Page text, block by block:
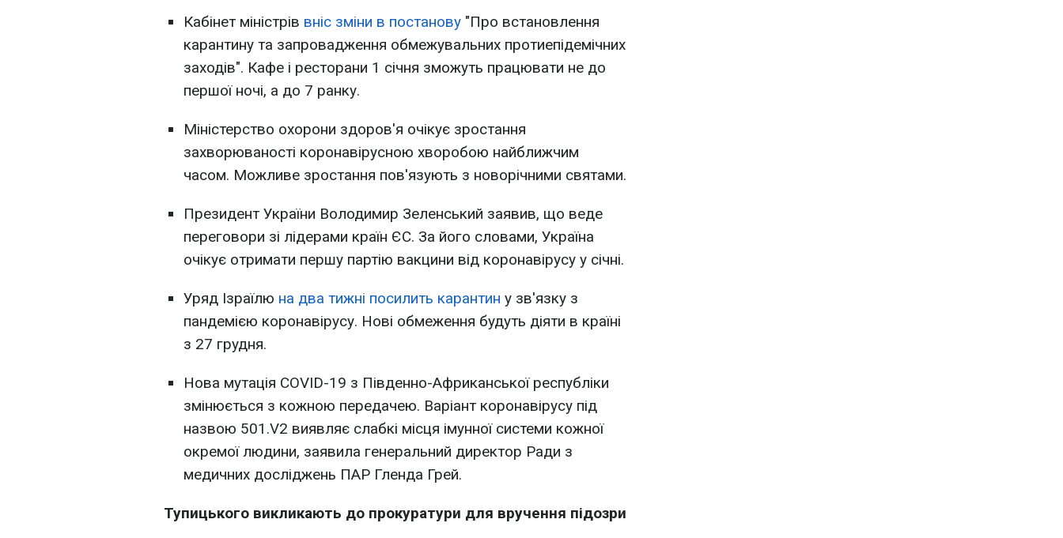
Кабінет міністрів вніс зміни в постанову "Про встановлення
карантину та запровадження обмежувальних протиепідемічних
заходів". Кафе і ресторани 1 січня зможуть працювати не до
першої ночі, а до 7 ранку.
Міністерство охорони здоров'я очікує зростання
захворюваності коронавірусною хворобою найближчим
часом. Можливе зростання пов'язують з новорічними святами.
Президент України Володимир Зеленський заявив, що веде
переговори зі лідерами країн ЄС. За його словами, Україна
очікує отримати першу партію вакцини від коронавірусу у січні.
Уряд Ізраїлю на два тижні посилить карантин у зв'язку з
пандемією коронавірусу. Нові обмеження будуть діяти в країні
з 27 грудня.
Нова мутація COVID-19 з Південно-Африканської республіки
змінюється з кожною передачею. Варіант коронавірусу під
назвою 501.V2 виявляє слабкі місця імунної системи кожної
окремої людини, заявила генеральний директор Ради з
медичних досліджень ПАР Гленда Грей.
Тупицького викликають до прокуратури для вручення підозри